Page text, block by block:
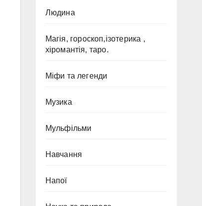
Людина
Магія, гороскоп,ізотерика ,
хіромантія, таро.
Міфи та легенди
Музика
Мульфільми
Навчання
Напої